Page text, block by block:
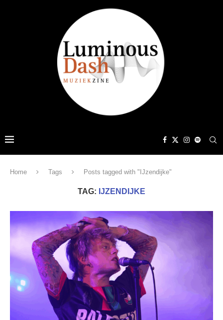
Home Tags Posts tagged with "IJzendijke"
TAG: IJZENDIJKE